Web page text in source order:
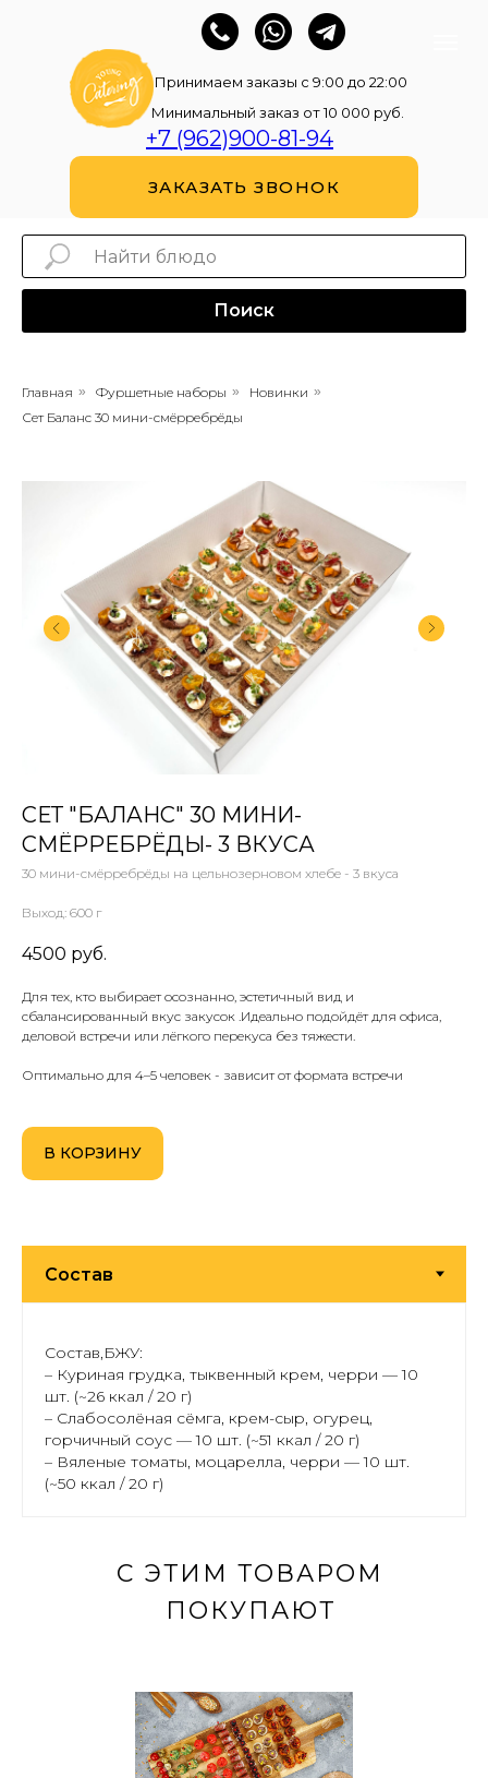
ЗАКАЗАТЬ ЗВОНОК
Принимаем заказы с 9:00 до 22:00
+7 (962)900-81-94
Минимальный заказ от 10 000 руб.
Поиск
Главная » Фуршетные наборы » Новинки »
Сет Баланс 30 мини-смёрребрёды
СЕТ "БАЛАНС" 30 МИНИ-
СМЁРРЕБРЁДЫ- 3 ВКУСА
30 мини-смёрребрёды на цельнозерновом хлебе - 3 вкуса
Выход: 600 г
4500 руб.
Для тех, кто выбирает осознанно, эстетичный вид и
сбалансированный вкус закусок .Идеально подойдёт для офиса,
деловой встречи или лёгкого перекуса без тяжести.
Оптимально для 4–5 человек - зависит от формата встречи
В КОРЗИНУ
Состав,БЖУ:
– Куриная грудка, тыквенный крем, черри — 10
шт. (~26 ккал / 20 г)
– Слабосолёная сёмга, крем-сыр, огурец,
горчичный соус — 10 шт. (~51 ккал / 20 г)
– Вяленые томаты, моцарелла, черри — 10 шт.
(~50 ккал / 20 г)
С ЭТИМ ТОВАРОМ
ПОКУПАЮТ